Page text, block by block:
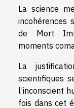
La science
incohérences
de Mort
moments
La
scientifiques
l’inconscient
fois dans cet